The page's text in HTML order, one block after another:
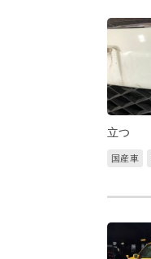
立つ
国産車